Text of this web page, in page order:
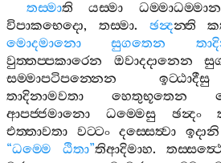
තස‍්මාති යස‍්මා
විපාකභෙදො, තස‍්මා. ඡන්‍දන‍්ති
මොදමානො
සුගතෙන
වුත‍්තප‍්පකාරෙන
ඔවාදදානෙන
සම‍්මාපටිපන‍්නෙන
ඉට‍්ඨාදීසු
තාදිනාමවතා
හෙතුභූතෙන
ආපජ‍්ජමානො
ධම‍්මෙසු ඡන්‍දං
එත‍්තාවතා
වට‍්ටං දස‍්සෙත්‍වා ඉදානි
“ධම‍්මෙ ඨිතා”තිආදිමාහ.